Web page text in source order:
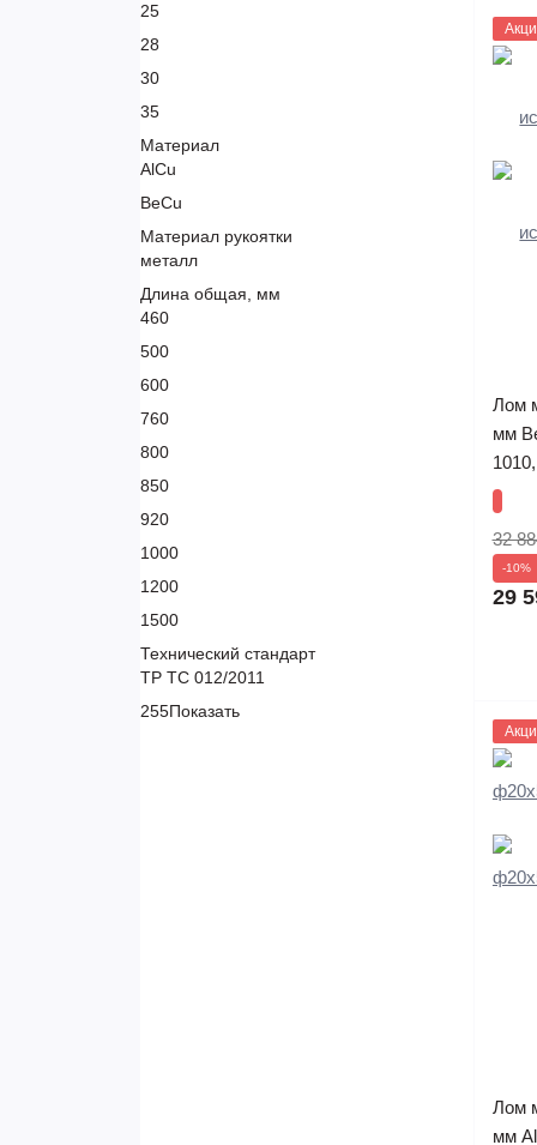
25
28
30
35
Материал
AlCu
BeCu
Материал рукоятки
металл
Длина общая, мм
460
500
600
760
800
850
920
1000
1200
1500
Технический стандарт
ТР ТС 012/2011
255Показать
Лом
мм
32
-10%
29
Лом
мм